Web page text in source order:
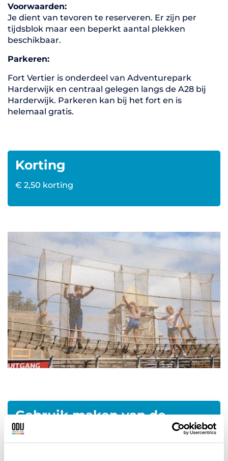
Voorwaarden:
Je dient van tevoren te reserveren. Er zijn per
tijdsblok maar een beperkt aantal plekken
beschikbaar.
Parkeren:
Fort Vertier is onderdeel van Adventurepark
Harderwijk en centraal gelegen langs de A28 bij
Harderwijk. Parkeren kan bij het fort en is
helemaal gratis.
Korting
€ 2,50 korting
Gebruik maken van de
korting?